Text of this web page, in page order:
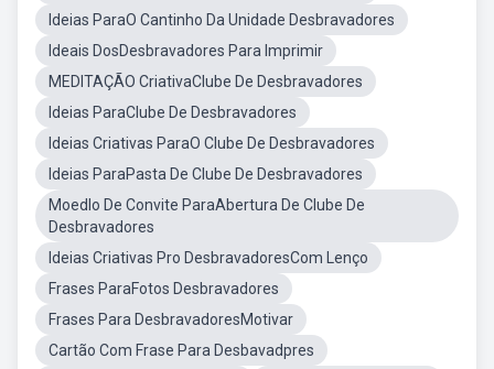
Ideias ParaO Cantinho Da Unidade Desbravadores
Ideais DosDesbravadores Para Imprimir
MEDITAÇÃO CriativaClube De Desbravadores
Ideias ParaClube De Desbravadores
Ideias Criativas ParaO Clube De Desbravadores
Ideias ParaPasta De Clube De Desbravadores
Moedlo De Convite ParaAbertura De Clube De
Desbravadores
Ideias Criativas Pro DesbravadoresCom Lenço
Frases ParaFotos Desbravadores
Frases Para DesbravadoresMotivar
Cartão Com Frase Para Desbavadpres